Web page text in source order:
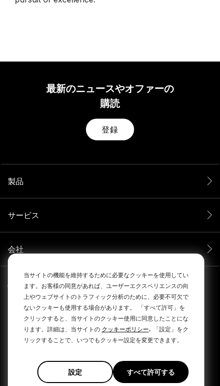
当サイトの機能を維持するために必要なクッキーを使用してい
ます。お客様の同意があれば、ユーザーエクスペリエンスの向
上やウェブサイトのトラフィック分析のために、必要不可欠で
ないクッキーも使用する場合があります。
「すべて許可」を
クリックすると、当サイトのクッキー使用に同意したことにな
ります。詳細は、当サイトの クッキーポリシー.
「設定」をク
リックすることで、いつでもクッキー設定を変更できます。
設定 すべて許可する
最新のニュースやオファーの
購読
登録
製品
サービス
会社
プライバシーポリシー 利用規約 Cookie Policy